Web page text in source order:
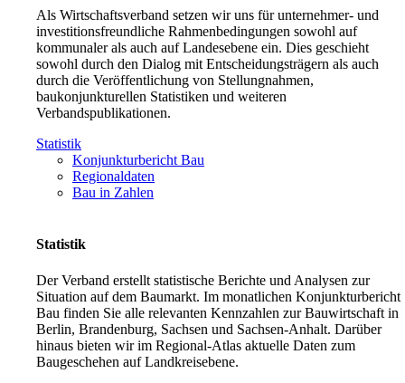
Als Wirtschaftsverband setzen wir uns für unternehmer- und
investitionsfreundliche Rahmenbedingungen sowohl auf
kommunaler als auch auf Landesebene ein. Dies geschieht
sowohl durch den Dialog mit Entscheidungsträgern als auch
durch die Veröffentlichung von Stellungnahmen,
baukonjunkturellen Statistiken und weiteren
Verbandspublikationen.
Statistik
Konjunkturbericht Bau
Regionaldaten
Bau in Zahlen
Statistik
Der Verband erstellt statistische Berichte und Analysen zur
Situation auf dem Baumarkt. Im monatlichen Konjunkturbericht
Bau finden Sie alle relevanten Kennzahlen zur Bauwirtschaft in
Berlin, Brandenburg, Sachsen und Sachsen-Anhalt. Darüber
hinaus bieten wir im Regional-Atlas aktuelle Daten zum
Baugeschehen auf Landkreisebene.